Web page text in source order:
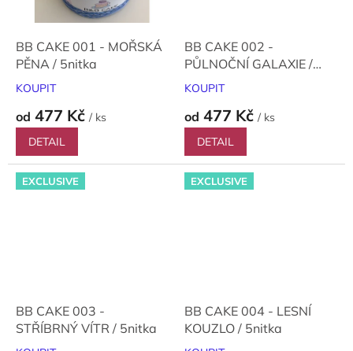
BB CAKE 001 - MOŘSKÁ
PĚNA / 5nitka
KOUPIT
od 477 Kč / ks
DETAIL
BB CAKE 002 -
PŮLNOČNÍ GALAXIE /
5nitka
KOUPIT
od 477 Kč / ks
DETAIL
EXCLUSIVE
BB CAKE 003 -
STŘÍBRNÝ VÍTR / 5nitka
EXCLUSIVE
BB CAKE 004 - LESNÍ
KOUZLO / 5nitka